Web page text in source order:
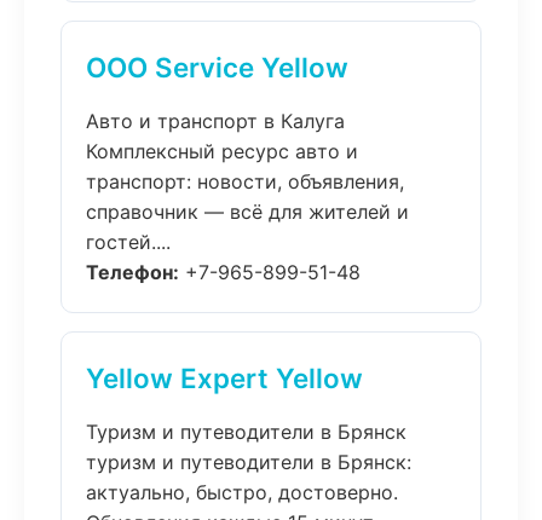
ООО Service Yellow
Авто и транспорт в Калуга
Комплексный ресурс авто и
транспорт: новости, объявления,
справочник — всё для жителей и
гостей....
Телефон: +7-965-899-51-48
Yellow Expert Yellow
Туризм и путеводители в Брянск
туризм и путеводители в Брянск:
актуально, быстро, достоверно.